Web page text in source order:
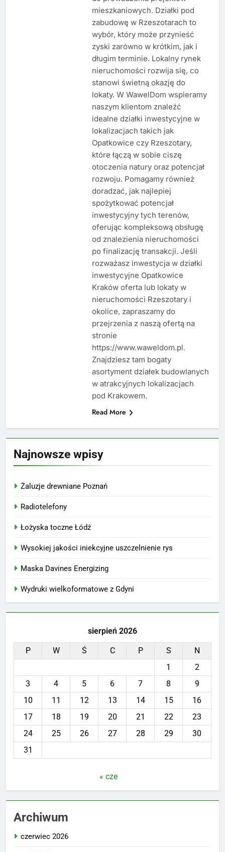
mieszkaniowych. Działki pod
zabudowę w Rzeszotarach to
wybór, który może przynieść
zyski zarówno w krótkim, jak i
długim terminie. Lokalny rynek
nieruchomości rozwija się, co
stanowi świetną okazję do
lokaty. W WawelDom wspieramy
naszym klientom znaleźć
idealne działki inwestycyjne w
lokalizacjach takich jak
Opatkowice czy Rzeszotary,
które łączą w sobie ciszę
otoczenia natury oraz potencjał
rozwoju. Pomagamy również
doradzać, jak najlepiej
spożytkować potencjał
inwestycyjny tych terenów,
oferując kompleksową obsługę
od znalezienia nieruchomości
po finalizację transakcji. Jeśli
rozważasz inwestycja w działki
inwestycyjne Opatkowice
Kraków oferta lub lokaty w
nieruchomości Rzeszotary i
okolice, zapraszamy do
przejrzenia z naszą ofertą na
stronie
https://www.waweldom.pl.
Znajdziesz tam bogaty
asortyment działek budowlanych
w atrakcyjnych lokalizacjach
pod Krakowem.
Read More
Najnowsze wpisy
Żaluzje drewniane Poznań
Radiotelefony
Łożyska toczne Łódź
Wysokiej jakości iniekcyjne uszczelnienie rys
Maska Davines Energizing
Wydruki wielkoformatowe z Gdyni
sierpień 2026
P W Ś C P S
N
1
2
3
4 5 6 7 8
9
10
11 12 13 14 15
16
17
18 19 20 21 22
23
24
25 26 27 28 29
30
31
« cze
Archiwum
czerwiec 2026